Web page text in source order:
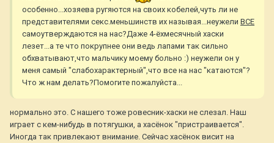
особенно...хозяева ругяются на своих кобелей,чуть ли не
представителями секс.меньшинств их называя...неужели ВСЕ
самоутверждаются на нас?Даже 4-ёхмесячный хаски
лезет...а те что покрупнее они ведь лапами так сильно
обхватывают,что мальчику моему больно :) неужели он у
меня самый "слабохарактерный",что все на нас "катаются"?
Что ж нам делать?Помогите пожалуйста...
нормально это. С нашего тоже ровесник-хаски не слезал. Наш
играет с кем-нибудь в потягушки, а хасёнок "пристраивается".
Иногда так привлекают внимание. Сейчас хасёнок висит на